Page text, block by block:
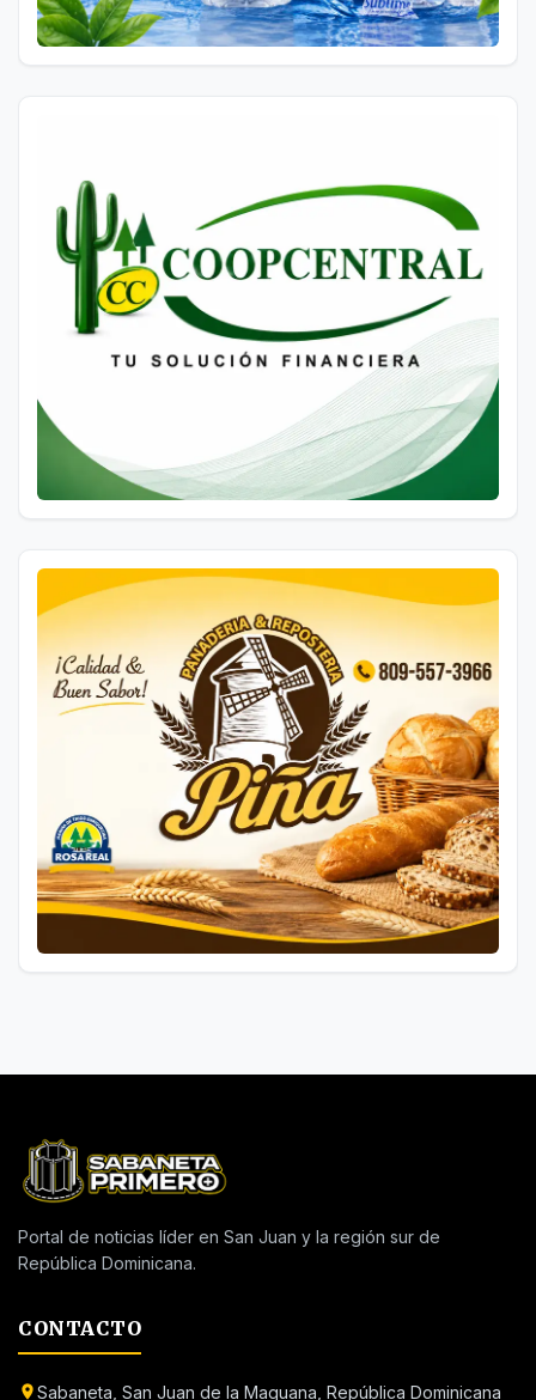
Portal de noticias líder en San Juan y la región sur de
República Dominicana.
CONTACTO
Sabaneta, San Juan de la Maguana, República Dominicana